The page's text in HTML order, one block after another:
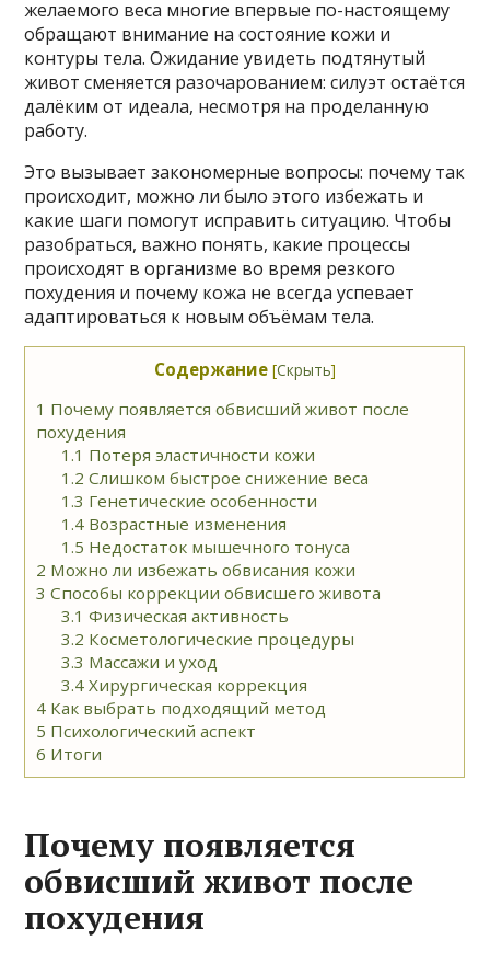
желаемого веса многие впервые по-настоящему
обращают внимание на состояние кожи и
контуры тела. Ожидание увидеть подтянутый
живот сменяется разочарованием: силуэт остаётся
далёким от идеала, несмотря на проделанную
работу.
Это вызывает закономерные вопросы: почему так
происходит, можно ли было этого избежать и
какие шаги помогут исправить ситуацию. Чтобы
разобраться, важно понять, какие процессы
происходят в организме во время резкого
похудения и почему кожа не всегда успевает
адаптироваться к новым объёмам тела.
Содержание [Скрыть]
1 Почему появляется обвисший живот после
похудения
1.1 Потеря эластичности кожи
1.2 Слишком быстрое снижение веса
1.3 Генетические особенности
1.4 Возрастные изменения
1.5 Недостаток мышечного тонуса
2 Можно ли избежать обвисания кожи
3 Способы коррекции обвисшего живота
3.1 Физическая активность
3.2 Косметологические процедуры
3.3 Массажи и уход
3.4 Хирургическая коррекция
4 Как выбрать подходящий метод
5 Психологический аспект
6 Итоги
Почему появляется
обвисший живот после
похудения